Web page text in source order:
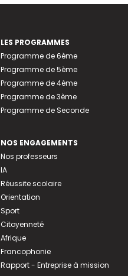
LES PROGRAMMES
Programme de 6ème
Programme de 5ème
Programme de 4ème
Programme de 3ème
Programme de Seconde
NOS ENGAGEMENTS
Nos professeurs
IA
Réussite scolaire
Orientation
Sport
Citoyenneté
Afrique
Francophonie
Rapport - Entreprise à mission